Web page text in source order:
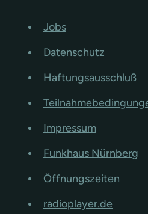
Jobs
Datenschutz
Haftungsausschluß
Impressum
Funkhaus Nürnberg
Öffnungszeiten
radioplayer.de